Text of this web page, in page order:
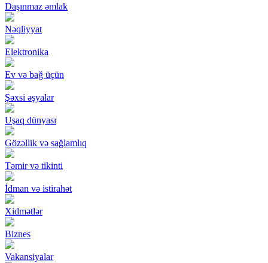
Daşınmaz əmlak
Nəqliyyat
Elektronika
Ev və bağ üçün
Şəxsi əşyalar
Uşaq dünyası
Gözəllik və sağlamlıq
Təmir və tikinti
İdman və istirahət
Xidmətlər
Biznes
Vakansiyalar